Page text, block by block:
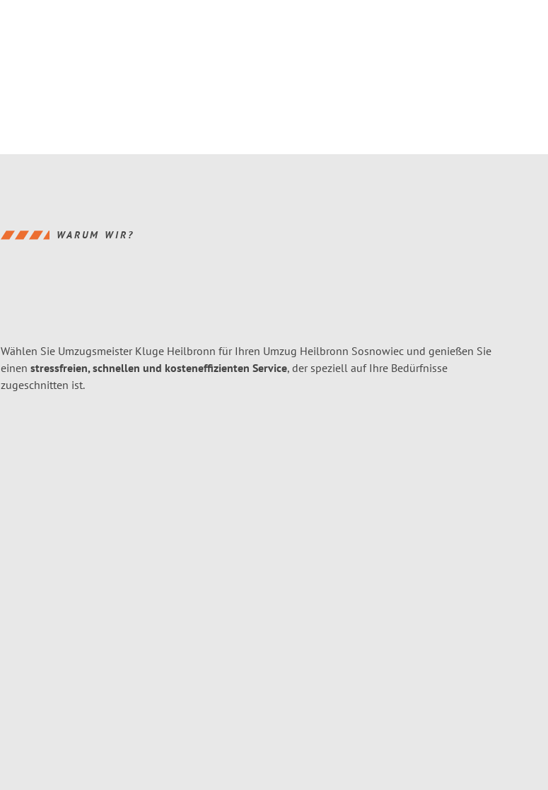
WARUM WIR?
Wählen Sie Umzugsmeister Kluge Heilbronn für Ihren Umzug Heilbronn Sosnowiec und genießen Sie
einen stressfreien, schnellen und kosteneffizienten Service, der speziell auf Ihre Bedürfnisse
zugeschnitten ist.